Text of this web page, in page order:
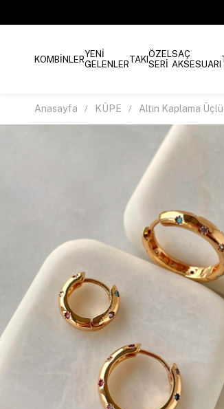
KOMBİNLERYENİ
GELENLERTAKIÖZEL
SERİ
SAÇ
AKSESUARI
Anasayfa KÜPE Altın Kaplama Üçlü